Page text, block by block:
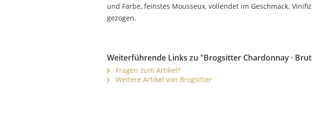
und Farbe, feinstes Mousseux, vollendet im Geschmack.
gezogen.
Weiterführende Links zu "Brogsitter Chardonnay ·
Fragen zum Artikel?
Weitere Artikel von Brogsitter